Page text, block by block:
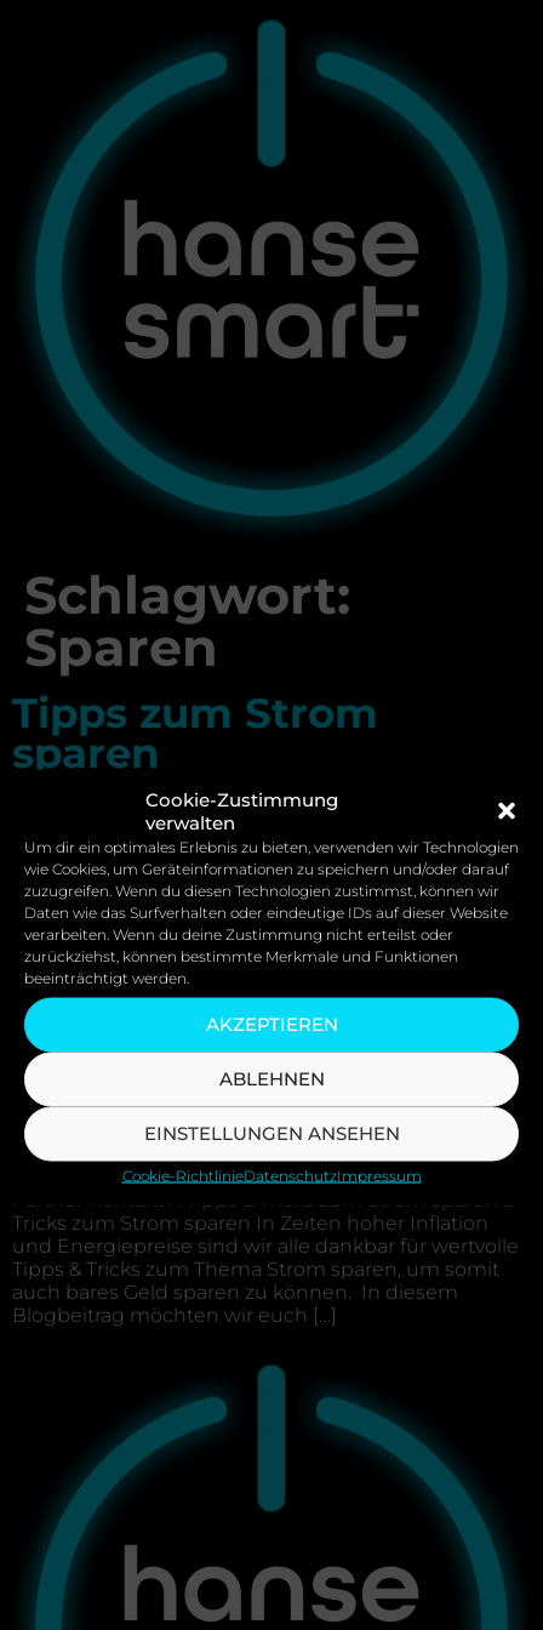
Cookie-Zustimmung
verwalten
Um dir ein optimales Erlebnis zu bieten, verwenden wir Technologien
wie Cookies, um Geräteinformationen zu speichern und/oder darauf
zuzugreifen. Wenn du diesen Technologien zustimmst, können wir
Daten wie das Surfverhalten oder eindeutige IDs auf dieser Website
verarbeiten. Wenn du deine Zustimmung nicht erteilst oder
zurückziehst, können bestimmte Merkmale und Funktionen
beeinträchtigt werden.
AKZEPTIEREN
ABLEHNEN
EINSTELLUNGEN ANSEHEN
Cookie-RichtlinieDatenschutzImpressum
Schlagwort:
Sparen
Tipps zum Strom
sparen
Wir Elektroinstallation Smart Home Photovoltaik
Elektromobilität Tipps. Tricks. News. Referenzen
Partner Kontakt X Tipps & Tricks zum Strom sparen 5
Tricks zum Strom sparen In Zeiten hoher Inflation
und Energiepreise sind wir alle dankbar für wertvolle
Tipps & Tricks zum Thema Strom sparen, um somit
auch bares Geld sparen zu können. In diesem
Blogbeitrag möchten wir euch […]